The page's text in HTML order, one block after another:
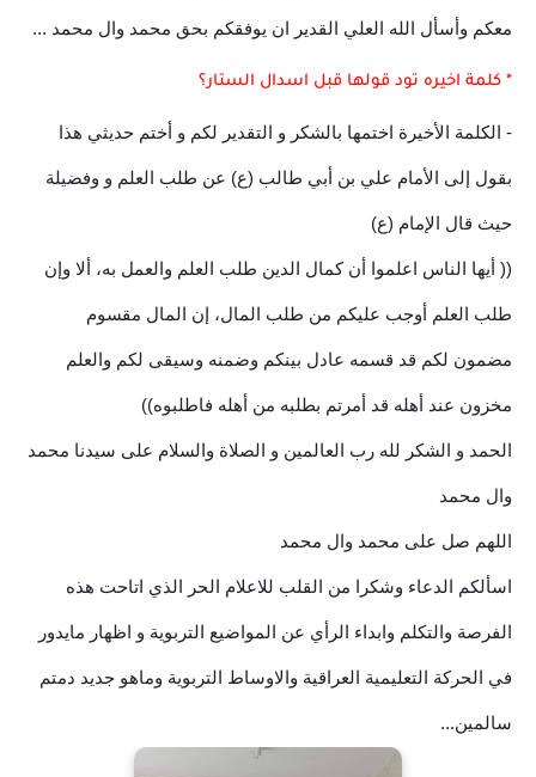
معكم وأسأل الله العلي القدير ان يوفقكم بحق محمد وال محمد ...
* كلمة اخيره تود قولها قبل اسدال الستار؟
- الكلمة الأخيرة اختمها بالشكر و التقدير لكم و أختم حديثي هذا
بقول إلى الأمام علي بن أبي طالب (ع) عن طلب العلم و وفضيلة
حيث قال الإمام (ع)
(( أيها الناس اعلموا أن كمال الدين طلب العلم والعمل به، ألا وإن
طلب العلم أوجب عليكم من طلب المال، إن المال مقسوم
مضمون لكم قد قسمه عادل بينكم وضمنه وسيقى لكم والعلم
مخزون عند أهله قد أمرتم بطلبه من أهله فاطلبوه))
الحمد و الشكر لله رب العالمين و الصلاة والسلام على سيدنا محمد
وال محمد
اللهم صل على محمد وال محمد
اسألكم الدعاء وشكرا من القلب للاعلام الحر الذي اتاحت هذه
الفرصة والتكلم وابداء الرأي عن المواضيع التربوية و اظهار مايدور
في الحركة التعليمية العراقية والاوساط التربوية وماهو جديد دمتم
سالمين...